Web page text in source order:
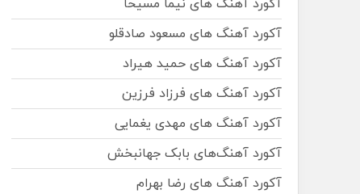
آکورد آهنگ های نیما مسیحا
آکورد آهنگ های مسعود صادقلو
آکورد آهنگ های حمید هیراد
آکورد آهنگ های فرزاد فرزین
آکورد آهنگ های مهدی یغمایی
آکورد آهنگ‌های بابک جهانبخش
آکورد آهنگ های رضا بهرام